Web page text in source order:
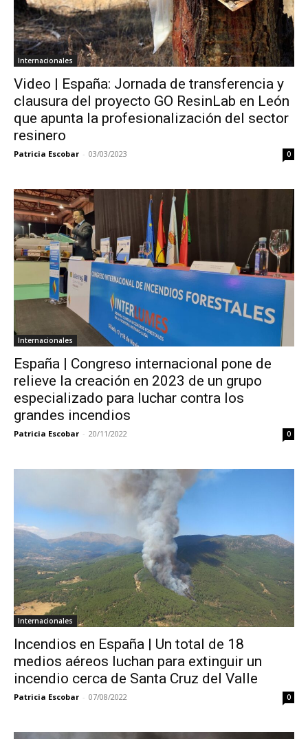
Internacionales
Video | España: Jornada de transferencia y
clausura del proyecto GO ResinLab en León
que apunta la profesionalización del sector
resinero
Patricia Escobar - 03/03/2023 0
Internacionales
España | Congreso internacional pone de
relieve la creación en 2023 de un grupo
especializado para luchar contra los
grandes incendios
Patricia Escobar - 20/11/2022 0
Internacionales
Incendios en España | Un total de 18
medios aéreos luchan para extinguir un
incendio cerca de Santa Cruz del Valle
Patricia Escobar - 07/08/2022 0